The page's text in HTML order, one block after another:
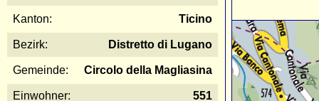
Kanton: Ticino
Bezirk: Distretto di Lugano
Gemeinde: Circolo della Magliasina
Einwohner: 551